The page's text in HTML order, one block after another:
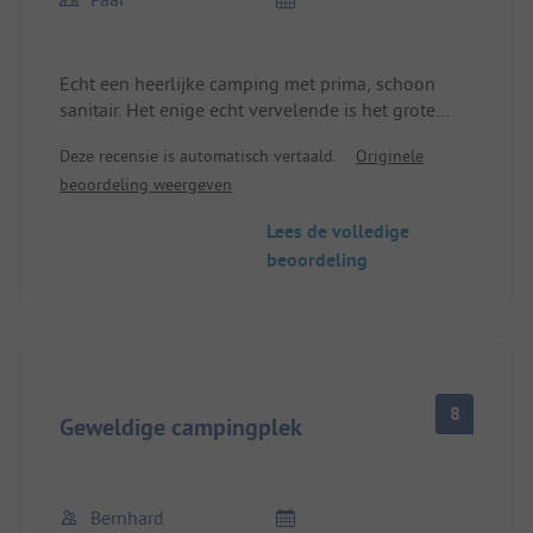
Echt een heerlijke camping met prima, schoon
sanitair. Het enige echt vervelende is het grote
camping blaften.
Deze recensie is automatisch vertaald.
Originele
beoordeling weergeven
Lees de volledige
beoordeling
Geweldige campingplek 8
Bernhard